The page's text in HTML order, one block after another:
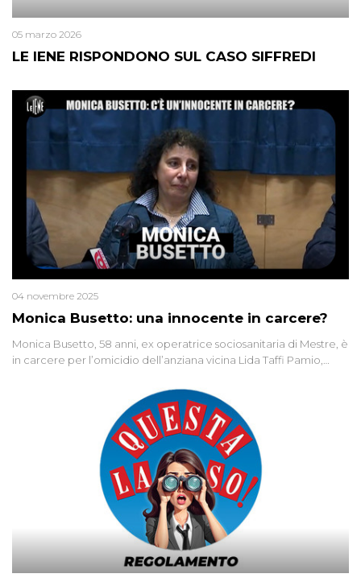
LE IENE RISPONDONO SUL CASO SIFFREDI
05 marzo 2026
Monica Busetto: una innocente in carcere?
04 novembre 2025
Monica Busetto, 58 anni, ex operatrice sociosanitaria di Mestre, è
in carcere per l’omicidio dell’anziana vicina Lida Taffi Pamio,
minuscola su una collanina, Monica si proclama innocente. Nel
2015 un’altra donna confessa lo stesso delitto, poi ritratta. Due
colpevoli per un solo omicidio: errore giudiziario o giustizia